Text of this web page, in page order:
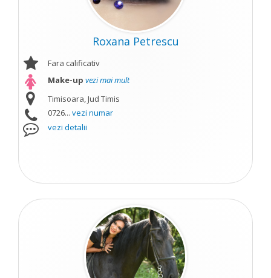
Roxana Petrescu
Fara calificativ
Make-up vezi mai mult
Timisoara, Jud Timis
0726... vezi numar
vezi detalii